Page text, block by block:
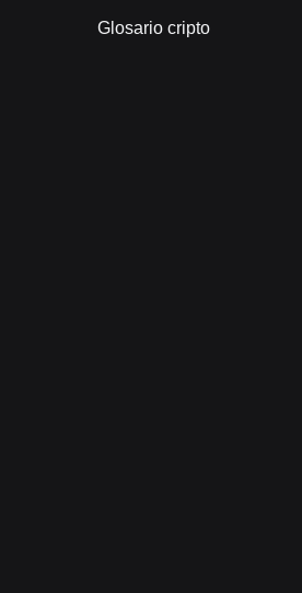
Glosario cripto